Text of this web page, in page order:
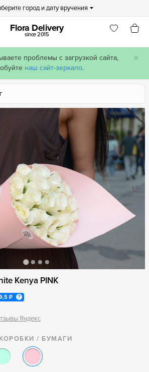
×
проблемы с загрузкой сайта,
наш сайт-зеркало.
город и дату вручения
Flora Delivery
since 2015
Kenya PINK
₽
Яндекс
/ БУМАГИ